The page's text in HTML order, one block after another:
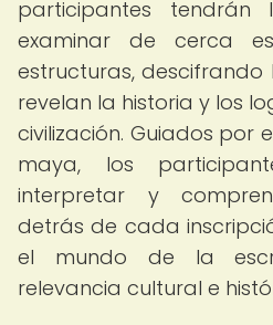
participantes
examinar de cerca
estructuras, descifrando
revelan la historia y los
civilización. Guiados por
maya, los
interpretar y
detrás de cada
el mundo de la
relevancia cultural e